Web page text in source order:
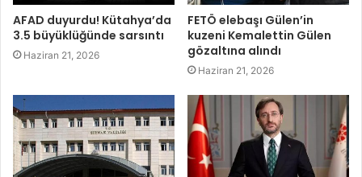
AFAD duyurdu! Kütahya’da
3.5 büyüklüğünde sarsıntı
Haziran 21, 2026
FETÖ elebaşı Gülen’in
kuzeni Kemalettin Gülen
gözaltına alındı
Haziran 21, 2026